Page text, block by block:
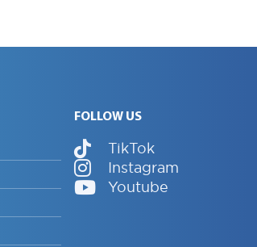
FOLLOW US
TikTok
Instagram
Youtube